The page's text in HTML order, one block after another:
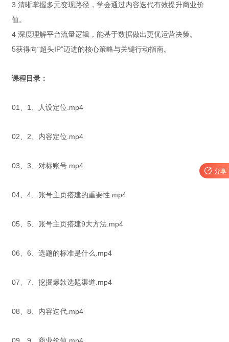
3 清晰掌握多元变现路径，学会通过内容迭代有效提升商业价
值。
4 深度理解平台流量逻辑，能基于数据做出更优运营决策。
5获得向“超头IP”迈进的核心策略与关键行动指南。
课程目录：
01、1、人设定位.mp4
02、2、内容定位.mp4
03、3、对标账号.mp4
04、4、账号主页搭建的重要性.mp4
05、5、账号主页搭建9大方法.mp4
06、6、选题的标准是什么.mp4
07、7、挖掘爆款选题渠道.mp4
08、8、内容迭代.mp4
 分享